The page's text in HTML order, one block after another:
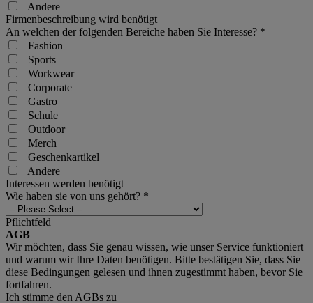
Andere
Firmenbeschreibung wird benötigt
An welchen der folgenden Bereiche haben Sie Interesse? *
Fashion
Sports
Workwear
Corporate
Gastro
Schule
Outdoor
Merch
Geschenkartikel
Andere
Interessen werden benötigt
Wie haben sie von uns gehört? *
Pflichtfeld
AGB
Wir möchten, dass Sie genau wissen, wie unser Service funktioniert
und warum wir Ihre Daten benötigen. Bitte bestätigen Sie, dass Sie
diese Bedingungen gelesen und ihnen zugestimmt haben, bevor Sie
fortfahren.
Ich stimme den AGBs zu